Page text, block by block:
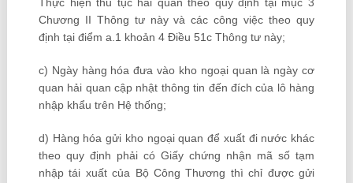
Thực hiện thủ tục hải quan theo quy định tại mục 3
Chương II Thông tư này và các công việc theo quy
định tại điểm a.1 khoản 4 Điều 51c Thông tư này;
c) Ngày hàng hóa đưa vào kho ngoại quan là ngày cơ
quan hải quan cập nhật thông tin đến đích của lô hàng
nhập khẩu trên Hệ thống;
d) Hàng hóa gửi kho ngoại quan để xuất đi nước khác
theo quy định phải có Giấy chứng nhận mã số tạm
nhập tái xuất của Bộ Công Thương thì chỉ được gửi